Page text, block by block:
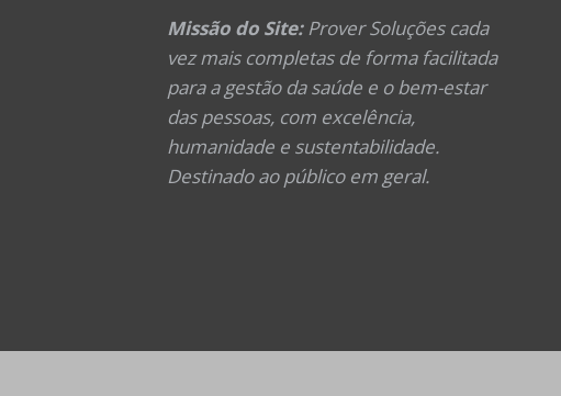
Missão do Site:Prover Soluções cada
vez mais completas de forma facilitada
para a gestão da saúde e o bem-estar
das pessoas, com excelência,
humanidade e sustentabilidade.
Destinado ao público em geral.